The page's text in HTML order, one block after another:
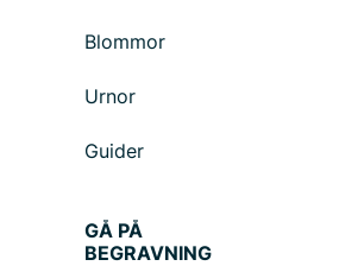
Blommor
Urnor
Guider
GÅ PÅ
BEGRAVNING